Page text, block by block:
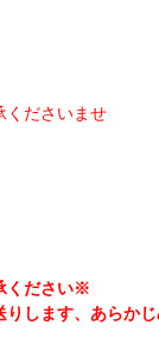
くださいませ
ください※
します、あらか